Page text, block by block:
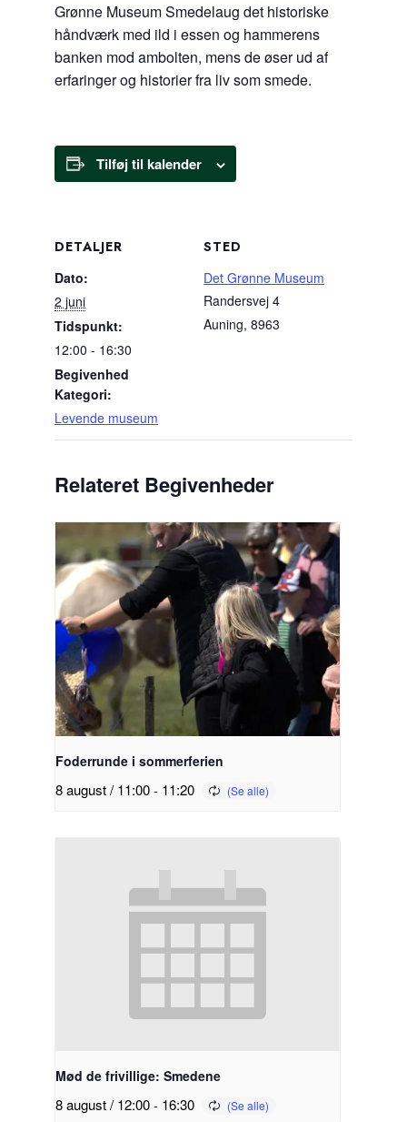
Grønne Museum Smedelaug det historiske
håndværk med ild i essen og hammerens
banken mod ambolten, mens de øser ud af
erfaringer og historier fra liv som smede.
Tilføj til kalender
DETALJER
Dato:
2 juni
Tidspunkt:
12:00 - 16:30
Begivenhed
Kategori:
Levende museum
STED
Det Grønne Museum
Randersvej 4
Auning, 8963
Relateret Begivenheder
Foderrunde i sommerferien
8 august / 11:00- 11:20
Mød de frivillige: Smedene
8 august / 12:00- 16:30